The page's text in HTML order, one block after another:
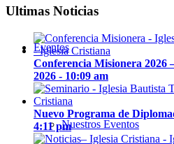
Eventos
Nuestros Eventos
Ultimas Noticias
Conferencia Misionera 2026
2026 - 10:09 am
Nuevo Programa de
4:11 pm